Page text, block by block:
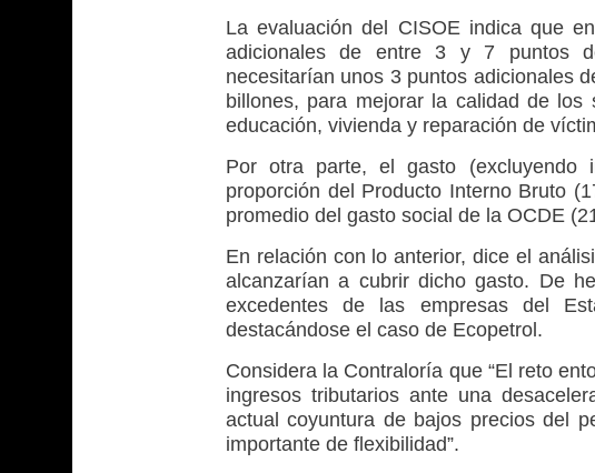
La evaluación del CISOE indica que
adicionales de entre 3 y 7 puntos
necesitarían unos 3 puntos adicionales
billones, para mejorar la calidad de
educación, vivienda y reparación de
Por otra parte, el gasto (excluyendo
proporción del Producto Interno Bruto
promedio del gasto social de la OCDE
En relación con lo anterior, dice el
alcanzarían a cubrir dicho gasto. De
excedentes de las empresas del
destacándose el caso de Ecopetrol.
Considera la Contraloría que “El reto
ingresos tributarios ante una
actual coyuntura de bajos precios del
importante de flexibilidad”.